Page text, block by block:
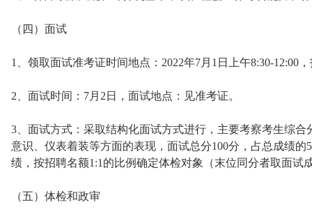
（四）面试
1、领取面试准考证时间地点：2022年7月1日上午8:30-12:00
2、面试时间：7月2日，面试地点：见准考证。
3、面试方式：采取结构化面试方式进行，主要考察考生综
意识、仪表着装等方面的表现，面试总分100分，占总成绩
绩，按招聘名额1:1的比例确定体检对象（末位同分者取面试
（五）体检和政审